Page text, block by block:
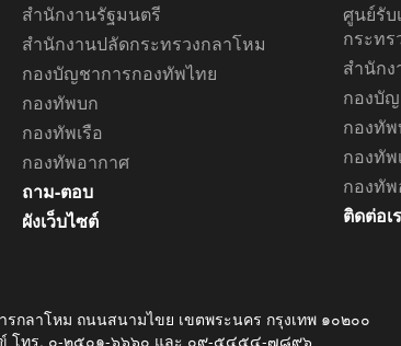
สำนักงานรัฐมนตรี
สำนักงานปลัดกระทรวงกลาโหม
กองบัญชาการกองทัพไทย
กองทัพบก
กองทัพเรือ
กองทัพอากาศ
ถาม-ตอบ
ผังเว็บไซต์
ศูนย์รับ
กระทร
สำนัก
กองบั
กองทั
กองทัพ
กองทั
ติดต่อเ
รกลาโหม ถนนสนามไขย เขตพระนคร กรุงเทพ ๑๐๒๐๐
กข์ โทร. ๐-๒๕๐๑-๖๖๖๐ และ ๐๙-๕๔๕๔-๗๘๙๖